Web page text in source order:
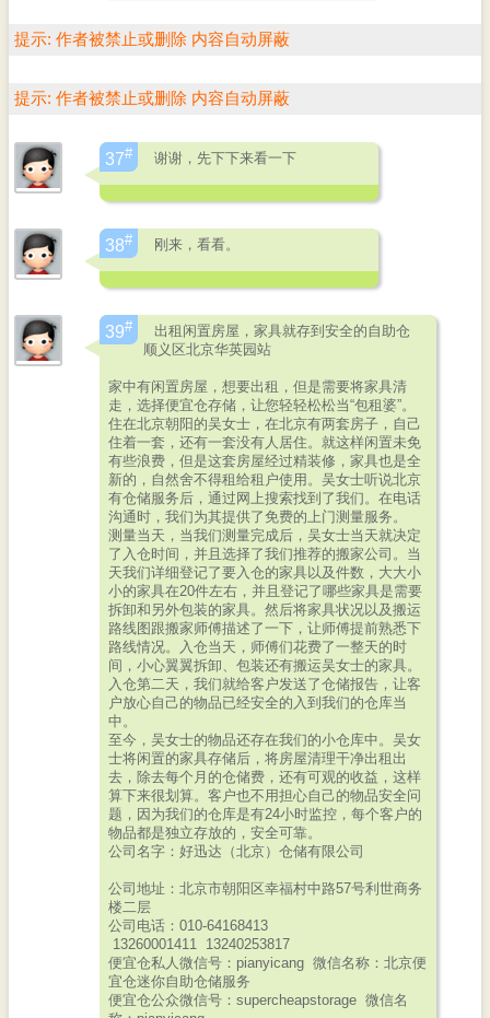
提示: 作者被禁止或删除 内容自动屏蔽
提示: 作者被禁止或删除 内容自动屏蔽
37# 谢谢，先下下来看一下
38# 刚来，看看。
39#
出租闲置房屋，家具就存到安全的自助仓
顺义区北京华英园站
家中有闲置房屋，想要出租，但是需要将家具清
走，选择便宜仓存储，让您轻轻松松当“包租婆”。
住在北京朝阳的吴女士，在北京有两套房子，自己
住着一套，还有一套没有人居住。就这样闲置未免
有些浪费，但是这套房屋经过精装修，家具也是全
新的，自然舍不得租给租户使用。吴女士听说北京
有仓储服务后，通过网上搜索找到了我们。在电话
沟通时，我们为其提供了免费的上门测量服务。
测量当天，当我们测量完成后，吴女士当天就决定
了入仓时间，并且选择了我们推荐的搬家公司。当
天我们详细登记了要入仓的家具以及件数，大大小
小的家具在20件左右，并且登记了哪些家具是需要
拆卸和另外包装的家具。然后将家具状况以及搬运
路线图跟搬家师傅描述了一下，让师傅提前熟悉下
路线情况。入仓当天，师傅们花费了一整天的时
间，小心翼翼拆卸、包装还有搬运吴女士的家具。
入仓第二天，我们就给客户发送了仓储报告，让客
户放心自己的物品已经安全的入到我们的仓库当
中。
至今，吴女士的物品还存在我们的小仓库中。吴女
士将闲置的家具存储后，将房屋清理干净出租出
去，除去每个月的仓储费，还有可观的收益，这样
算下来很划算。客户也不用担心自己的物品安全问
题，因为我们的仓库是有24小时监控，每个客户的
物品都是独立存放的，安全可靠。
公司名字：好迅达（北京）仓储有限公司
公司地址：北京市朝阳区幸福村中路57号利世商务
楼二层
公司电话：010-64168413
13260001411 13240253817
便宜仓私人微信号：pianyicang 微信名称：北京便
宜仓迷你自助仓储服务
便宜仓公众微信号：supercheapstorage 微信名